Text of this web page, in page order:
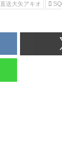
送大矢アキオ